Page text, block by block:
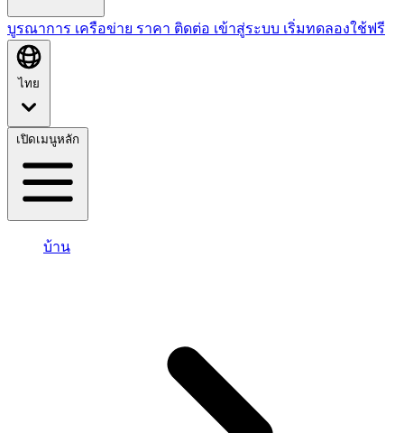
บูรณาการ เครือข่าย ราคา ติดต่อ เข้าสู่ระบบ เริ่มทดลองใช้ฟรี
ไทย
เปิดเมนูหลัก
บ้าน